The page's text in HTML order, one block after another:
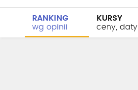
RANKING
wg opinii
KURSY
ceny, daty